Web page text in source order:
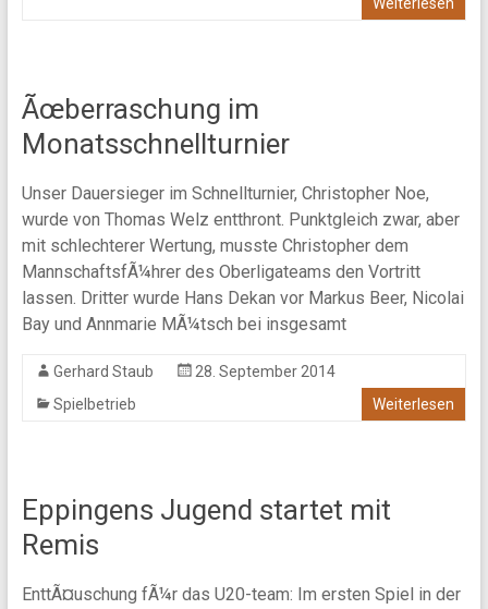
Weiterlesen
Ãœberraschung im
Monatsschnellturnier
Unser Dauersieger im Schnellturnier, Christopher Noe,
wurde von Thomas Welz entthront. Punktgleich zwar, aber
mit schlechterer Wertung, musste Christopher dem
MannschaftsfÃ¼hrer des Oberligateams den Vortritt
lassen. Dritter wurde Hans Dekan vor Markus Beer, Nicolai
Bay und Annmarie MÃ¼tsch bei insgesamt
Gerhard Staub
28. September 2014
Spielbetrieb
Weiterlesen
Eppingens Jugend startet mit
Remis
EnttÃ¤uschung fÃ¼r das U20-team: Im ersten Spiel in der